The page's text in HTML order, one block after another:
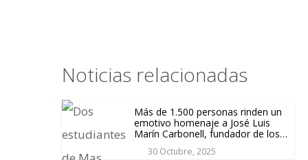
Noticias relacionadas
30 Octubre, 2025
Más de 1.500 personas rinden un
emotivo homenaje a José Luis
Marín Carbonell, fundador de los
colegios Más Camarena